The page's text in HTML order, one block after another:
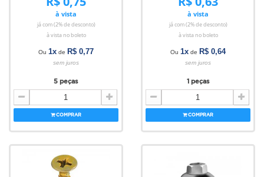
à vista
já com (2% de desconto)
à vista no boleto
Ou 1x de R$ 0,77
sem juros
5 peças
COMPRAR
à vista
já com (2% de desconto)
à vista no boleto
Ou 1x de R$ 0,64
sem juros
1 peças
COMPRAR